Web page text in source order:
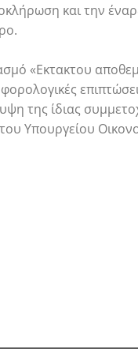
και την
«Εκτακτου
της ίδιας
Υπουργείου